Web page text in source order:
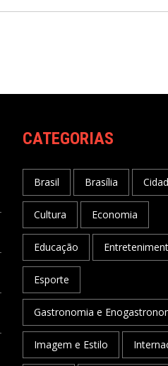
CATEGORIAS
Brasil Brasília
Cultura Economia
Educação
Esporte
Gastronomia e
Imagem e Estilo